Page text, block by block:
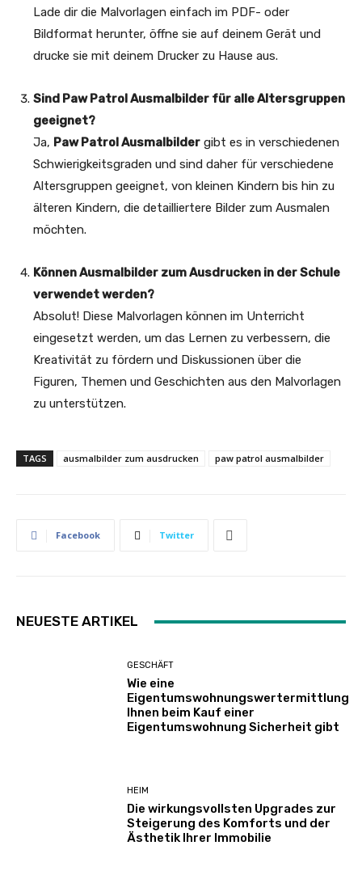
Lade dir die Malvorlagen einfach im PDF- oder
Bildformat herunter, öffne sie auf deinem Gerät und
drucke sie mit deinem Drucker zu Hause aus.
Sind Paw Patrol Ausmalbilder für alle Altersgruppen
geeignet?
Ja, Paw Patrol Ausmalbilder gibt es in verschiedenen
Schwierigkeitsgraden und sind daher für verschiedene
Altersgruppen geeignet, von kleinen Kindern bis hin zu
älteren Kindern, die detailliertere Bilder zum Ausmalen
möchten.
Können Ausmalbilder zum Ausdrucken in der Schule
verwendet werden?
Absolut! Diese Malvorlagen können im Unterricht
eingesetzt werden, um das Lernen zu verbessern, die
Kreativität zu fördern und Diskussionen über die
Figuren, Themen und Geschichten aus den Malvorlagen
zu unterstützen.
TAGS ausmalbilder zum ausdrucken paw patrol ausmalbilder
Facebook Twitter
NEUESTE ARTIKEL
GESCHÄFT
Wie eine
Eigentumswohnungswertermittlung
Ihnen beim Kauf einer
Eigentumswohnung Sicherheit gibt
HEIM
Die wirkungsvollsten Upgrades zur
Steigerung des Komforts und der
Ästhetik Ihrer Immobilie